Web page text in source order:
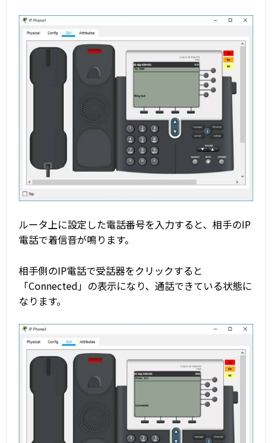
ルータ上に設定した電話番号を入力すると、相手のIP
電話で着信音が鳴ります。
相手側のIP電話で受話器をクリックすると
「Connected」の表示になり、通話できている状態に
なります。